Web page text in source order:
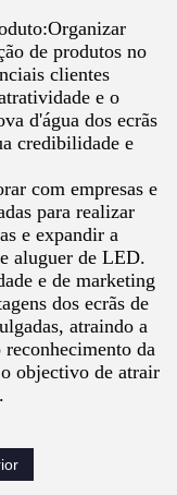
de produtos no
clientes
e o
d'água dos ecrãs
credibilidade e
com empresas e
para realizar
e expandir a
aluguer de LED.
e de marketing
dos ecrãs de
atraindo a
da
objectivo de atrair